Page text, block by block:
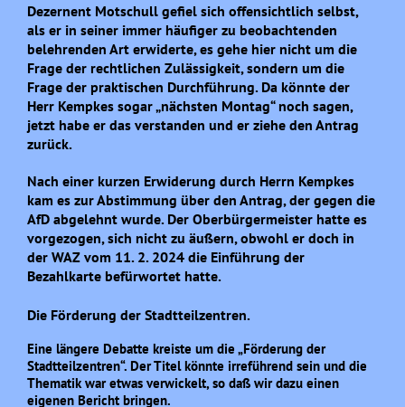
Dezernent Motschull gefiel sich offensichtlich selbst,
als er in seiner immer häufiger zu beobachtenden
belehrenden Art erwiderte, es gehe hier nicht um die
Frage der rechtlichen Zulässigkeit, sondern um die
Frage der praktischen Durchführung. Da könnte der
Herr Kempkes sogar „nächsten Montag“ noch sagen,
jetzt habe er das verstanden und er ziehe den Antrag
zurück.
Nach einer kurzen Erwiderung durch Herrn Kempkes
kam es zur Abstimmung über den Antrag, der gegen die
AfD abgelehnt wurde. Der Oberbürgermeister hatte es
vorgezogen, sich nicht zu äußern, obwohl er doch in
der WAZ vom 11. 2. 2024 die Einführung der
Bezahlkarte befürwortet hatte.
Die Förderung der Stadtteilzentren.
Eine längere Debatte kreiste um die „Förderung der
Stadtteilzentren“. Der Titel könnte irreführend sein und die
Thematik war etwas verwickelt, so daß wir dazu einen
eigenen Bericht bringen.